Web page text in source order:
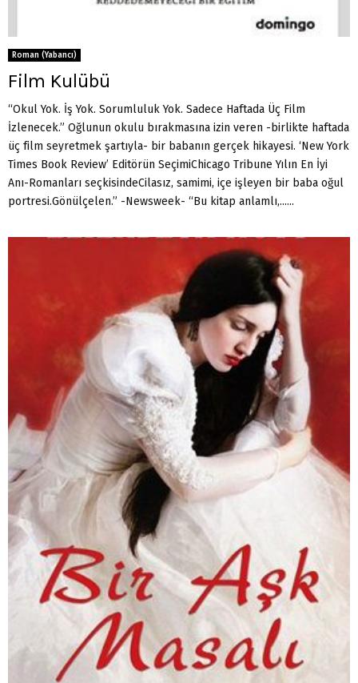
Roman (Yabancı)
Film Kulübü
“Okul Yok. İş Yok. Sorumluluk Yok. Sadece Haftada Üç Film
İzlenecek.” Oğlunun okulu bırakmasına izin veren -birlikte haftada
üç film seyretmek şartıyla- bir babanın gerçek hikayesi. ‘New York
Times Book Review’ Editörün SeçimiChicago Tribune Yılın En İyi
Anı-Romanları seçkisindeCilasız, samimi, içe işleyen bir baba oğul
portresi.Gönülçelen.” -Newsweek- “Bu kitap anlamlı,......